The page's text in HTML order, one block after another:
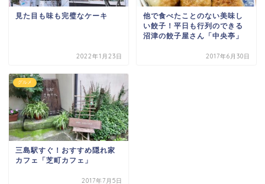
見た目も味も完璧なケーキ
2022年1月23日
他で食べたことのない美味し
い餃子！平日も行列のできる
沼津の餃子屋さん「中央亭」
2017年6月30日
グルメ
三島駅すぐ！おすすめ隠れ家
カフェ「芝町カフェ」
2017年7月5日